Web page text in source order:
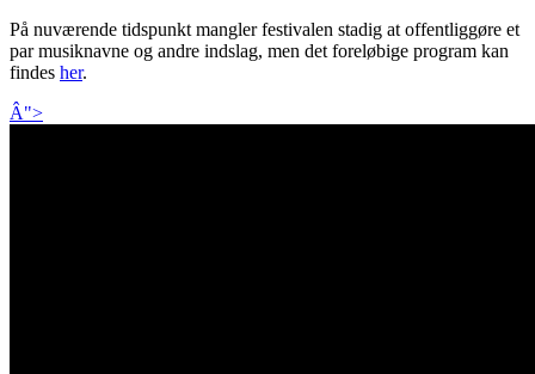
På nuværende tidspunkt mangler festivalen stadig at offentliggøre et
par musiknavne og andre indslag, men det foreløbige program kan
findes her.
Â">